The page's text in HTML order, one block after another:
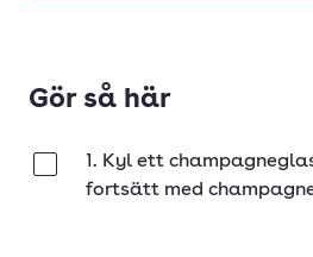
Gör så här
1. Kyl ett
fortsätt med